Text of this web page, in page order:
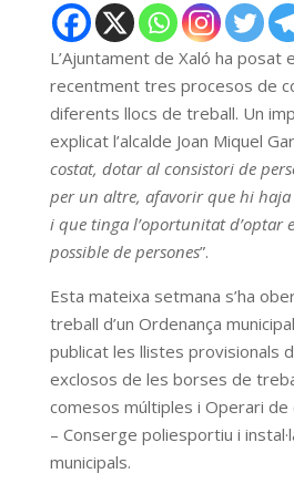
L’Ajuntament de Xaló ha posat
recentment tres procesos de
diferents llocs de treball. Un
explicat l’alcalde Joan Miquel
costat, dotar al consistori de
per un altre, afavorir que hi
i que tinga l’oportunitat d’optar
possible de persones”.
Esta mateixa setmana s’ha
treball d’un Ordenança
publicat les llistes provisionals
exclosos de les borses de
comesos múltiples i Operari
– Conserge poliesportiu i
municipals.